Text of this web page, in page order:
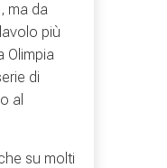
ma da
più
Olimpia
di
al
su molti